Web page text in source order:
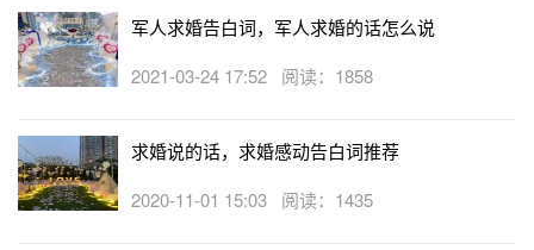
军人求婚告白词，军人求婚的话怎么说
2021-03-24 17:52 阅读：1858
求婚说的话，求婚感动告白词推荐
2020-11-01 15:03 阅读：1435